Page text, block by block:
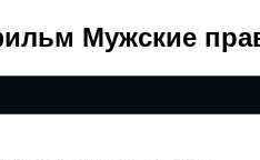
Мужские